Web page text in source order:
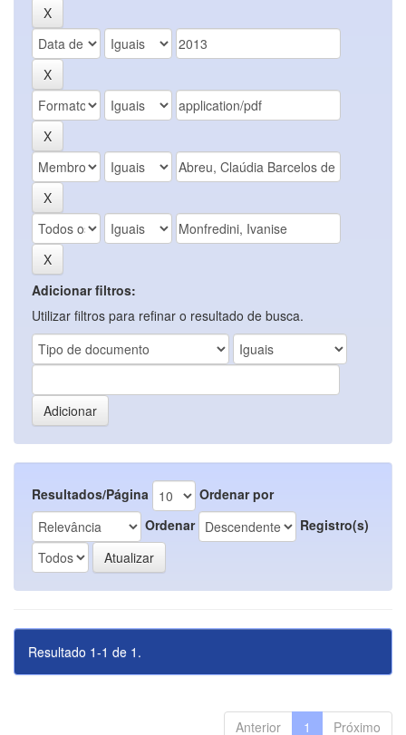
Adicionar filtros:
Utilizar filtros para refinar o resultado de busca.
Resultados/Página
Ordenar por
Ordenar
Registro(s)
Resultado 1-1 de 1.
Anterior 1 Próximo